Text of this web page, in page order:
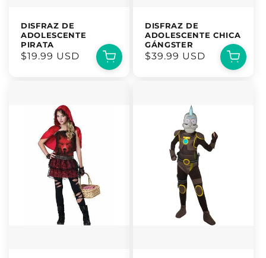
DISFRAZ DE
ADOLESCENTE
PIRATA
Precio
$19.99 USD
DISFRAZ DE
ADOLESCENTE CHICA
GÁNGSTER
Precio
$39.99 USD